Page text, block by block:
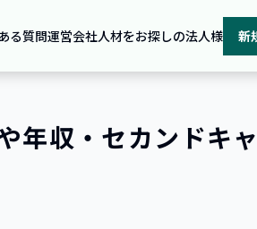
る質問運営会社人材をお探しの法人様 新
年収・セカンドキ